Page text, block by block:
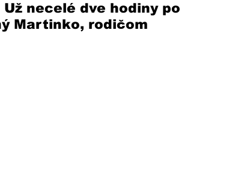
necelé dve hodiny po
Martinko, rodičom